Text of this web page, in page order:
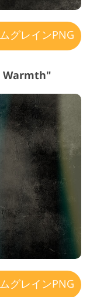
グレインPNG
Warmth"
グレインPNG